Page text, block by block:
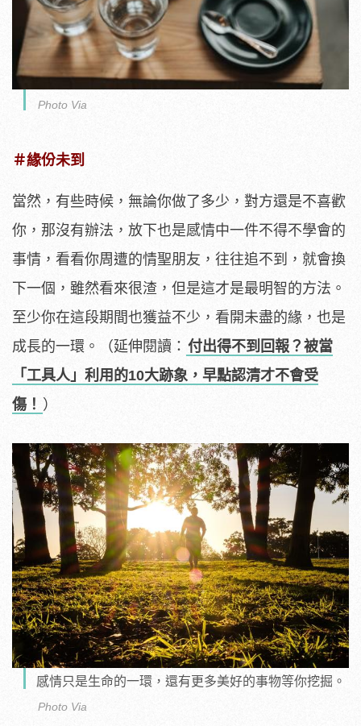
Photo Via
＃緣份未到
當然，有些時候，無論你做了多少，對方還是不喜歡
你，那沒有辦法，放下也是感情中一件不得不學會的
事情，看看你周遭的情聖朋友，往往追不到，就會換
下一個，雖然看來很渣，但是這才是最明智的方法。
至少你在這段期間也獲益不少，看開未盡的緣，也是
成長的一環。（延伸閱讀： 付出得不到回報？被當
「工具人」利用的10大跡象，早點認清才不會受
傷！ ）
感情只是生命的一環，還有更多美好的事物等你挖掘。
Photo Via